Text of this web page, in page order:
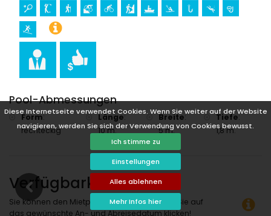
Diese Internetseite verwendet Cookies. Wenn Sie weiter auf der Website
navigieren, werden Sie sich der Verwendung von Cookies bewusst.
Ich stimme zu
Einstellungen
Alles ablehnen
Mehr Infos hier
Tennis, Golf (Club de Golf Jávea), Wandern, Mountainbiken,
Radfahren, Klettern, Kanufahren, Kayakfahren, Angeln,
Tauchen, Schnorcheln und Surfen (innerhalb von 5
Kilometern von der Villa)
Reiten (innerhalb von 10 Kilometern von der Villa)
Pool-Abmessungen
Form:
rechteckig
Länge:
10 m.
Breite:
5 m.
Tiefe:
1,8 m.
Verfügbarkeit
Sie können den Mietpreis berechnen, indem Sie auf
das gewünschte An- und Abreisedatum klicken!